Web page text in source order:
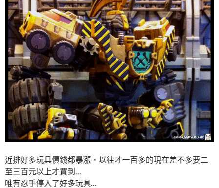
近排好多玩具價錢都暴漲，以往才一百多的現在差不多要二
至三百元以上才買到…
唯有忍手停入了好多玩具…